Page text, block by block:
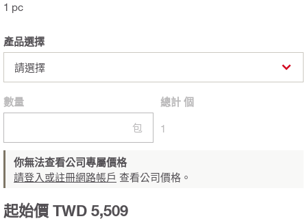
1 pc
產品選擇
請選擇
數量
包
總計 個
1
你無法查看公司專屬價格
請登入或註冊網路帳戶 查看公司價格。
起始價 TWD 5,509